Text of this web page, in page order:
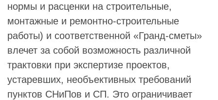
нормы и расценки на строительные,
монтажные и ремонтно-строительные
работы) и соответственной «Гранд-сметы»
влечет за собой возможность различной
трактовки при экспертизе проектов,
устаревших, необъективных требований
пунктов СНиПов и СП. Это ограничивает